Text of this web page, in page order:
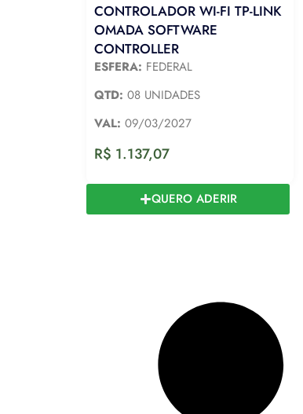
CONTROLADOR WI-FI TP-LINK
OMADA SOFTWARE
CONTROLLER
ESFERA: FEDERAL
QTD: 08 UNIDADES
VAL: 09/03/2027
R$ 1.137,07
QUERO ADERIR